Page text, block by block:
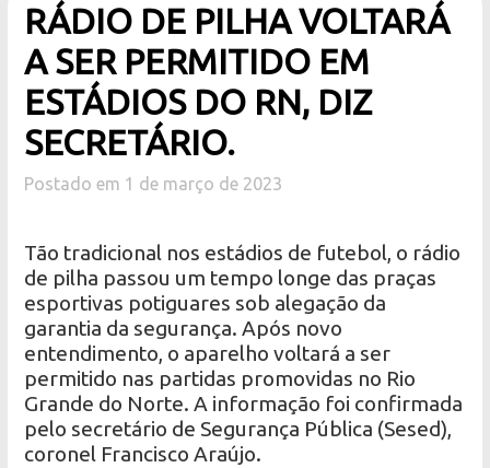
RÁDIO DE PILHA VOLTARÁ
A SER PERMITIDO EM
ESTÁDIOS DO RN, DIZ
SECRETÁRIO.
Postado em 1 de março de 2023
Tão tradicional nos estádios de futebol, o rádio
de pilha passou um tempo longe das praças
esportivas potiguares sob alegação da
garantia da segurança. Após novo
entendimento, o aparelho voltará a ser
permitido nas partidas promovidas no Rio
Grande do Norte. A informação foi confirmada
pelo secretário de Segurança Pública (Sesed),
coronel Francisco Araújo.